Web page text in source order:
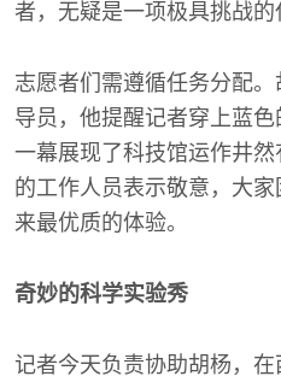
者，无疑是一项极具挑战的
志愿者们需遵循任务分配
导员，他提醒记者穿上蓝
一幕展现了科技馆运作井
的工作人员表示敬意，大
来最优质的体验。
奇妙的科学实验秀
记者今天负责协助胡杨，